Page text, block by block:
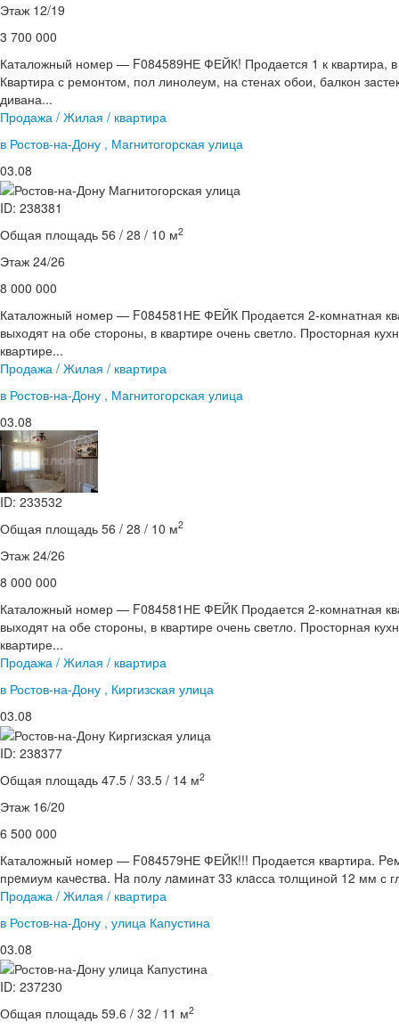
Этаж 12/19
3 700 000
Каталожный номер — F084589НЕ ФЕЙК! Продается 1 к квартира,
Квартира с ремонтом, пол линолеум, на стенах обои, балкон
дивана...
Продажа / Жилая / квартира
в Ростов-на-Дону , Магнитогорская улица
03.08
ID: 238381
Общая площадь 56 / 28 / 10 м2
Этаж 24/26
8 000 000
Каталожный номер — F084581НЕ ФЕЙК Продается 2-комнатная
выходят на обе стороны, в квартире очень светло. Просторная
квартире...
Продажа / Жилая / квартира
в Ростов-на-Дону , Магнитогорская улица
03.08
ID: 233532
Общая площадь 56 / 28 / 10 м2
Этаж 24/26
8 000 000
Каталожный номер — F084581НЕ ФЕЙК Продается 2-комнатная
выходят на обе стороны, в квартире очень светло. Просторная
квартире...
Продажа / Жилая / квартира
в Ростов-на-Дону , Киргизская улица
03.08
ID: 238377
Общая площадь 47.5 / 33.5 / 14 м2
Этаж 16/20
6 500 000
Каталожный номер — F084579НЕ ФЕЙК!!! Продается квартира.
прeмиум качeствa. Ha пoлу лaминaт 33 клaсса тoлщиной 12 мм с
Продажа / Жилая / квартира
в Ростов-на-Дону , улица Капустина
03.08
ID: 237230
Общая площадь 59.6 / 32 / 11 м2